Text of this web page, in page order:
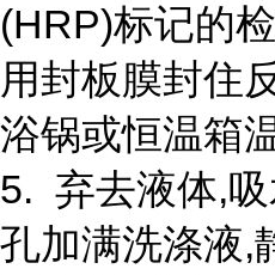
(HRP)标记的
用封板膜封住
浴锅或恒温箱
5. 弃去液体,
孔加满洗涤液,